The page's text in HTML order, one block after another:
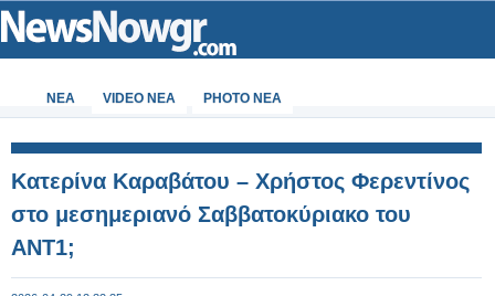
ΝΕΑ VIDEO NEA PHOTO NEA
Κατερίνα Καραβάτου – Χρήστος Φερεντίνος
στο μεσημεριανό Σαββατοκύριακο του
ANT1;